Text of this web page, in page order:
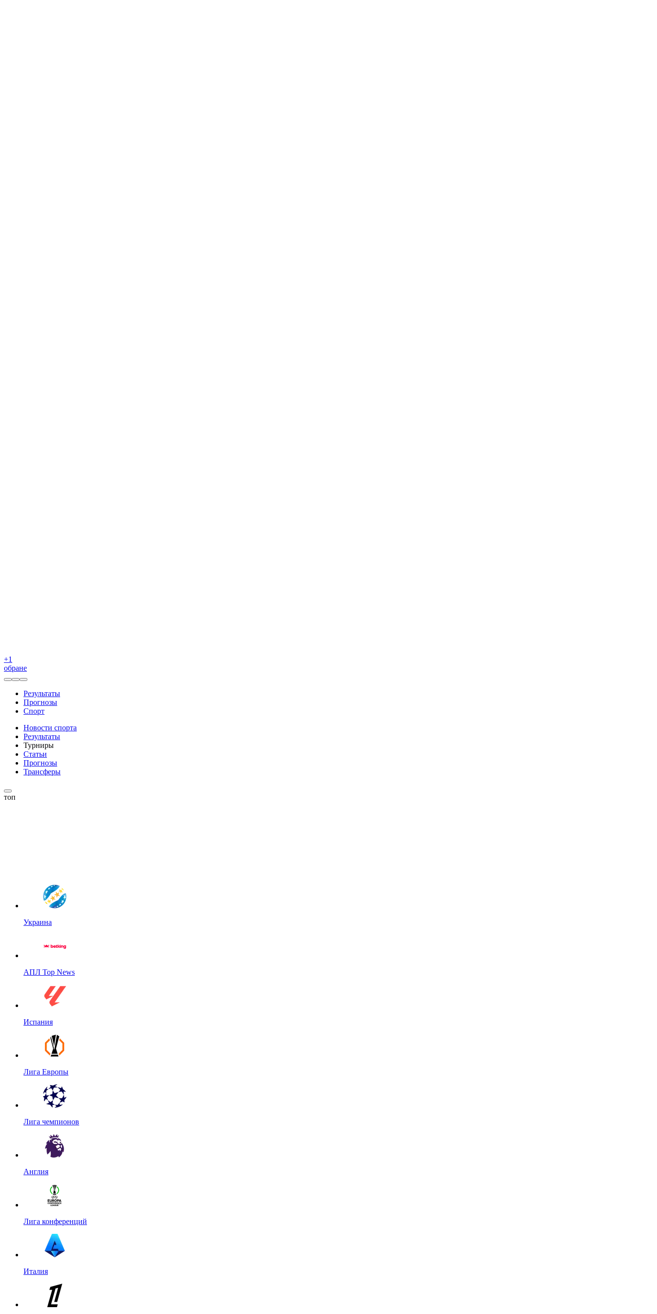
+1
обране
Результаты
Прогнозы
Спорт
Новости спорта
Результаты
Турниры
Статьи
Прогнозы
Трансферы
топ
Украина
АПЛ Top News
Испания
Лига Европы
Лига чемпионов
Англия
Лига конференций
Италия